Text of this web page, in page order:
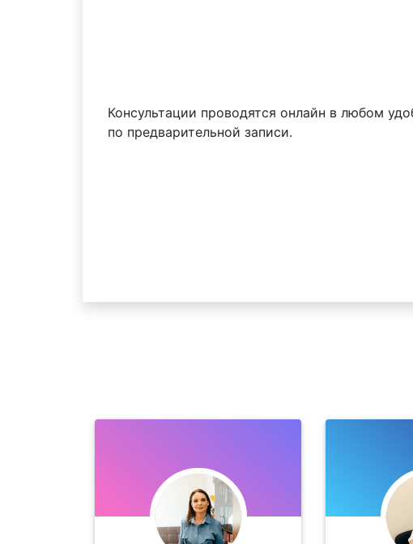
Консультации проводятся онлайн в любом
по предварительной записи.